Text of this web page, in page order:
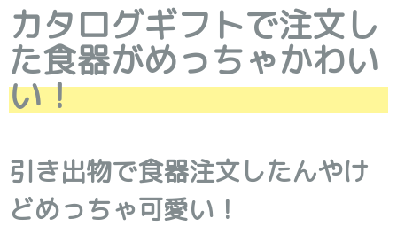
カタログギフトで注文し
た食器がめっちゃかわい
い！
引き出物で食器注文したんやけ
どめっちゃ可愛い！